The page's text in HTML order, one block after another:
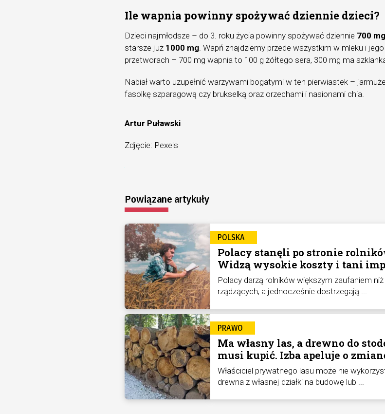
Ile wapnia powinny spożywać dziennie dzieci?
Dzieci najmłodsze – do 3. roku życia powinny spożywać dziennie 700 mg
starsze już 1000 mg. Wapń znajdziemy przede wszystkim w mleku i jego
przetworach – 700 mg wapnia to 100 g żółtego sera, 300 mg ma
Nabiał warto uzupełnić warzywami bogatymi w ten pierwiastek –
fasolkę szparagową czy brukselką oraz orzechami i nasionami chia.
Artur Puławski
Zdjęcie: Pexels
Powiązane artykuły
POLSKA
Polacy stanęli po stronie
Widzą wysokie koszty i tani
Polacy darzą rolników większym zaufaniem niż
rządzących, a jednocześnie dostrzegają ...
PRAWO
Ma własny las, a drewno do
musi kupić. Izba apeluje o
przepisów
Właściciel prywatnego lasu może nie
drewna z własnej działki na budowę lub ...